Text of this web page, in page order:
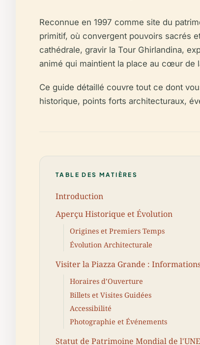
Reconnue en 1997 comme site du
primitif, où convergent pouvoirs sacrés
cathédrale, gravir la Tour Ghirlandina,
animé qui maintient la place au cœur de
Ce guide détaillé couvre tout ce dont
historique, points forts architecturaux,
TABLE DES MATIÈRES
Introduction
Aperçu Historique et Évolution
Origines et Premiers Temps
Évolution Architecturale
Visiter la Piazza Grande :
Horaires d’Ouverture
Billets et Visites Guidées
Accessibilité
Photographie et Événements
Statut de Patrimoine Mondial de